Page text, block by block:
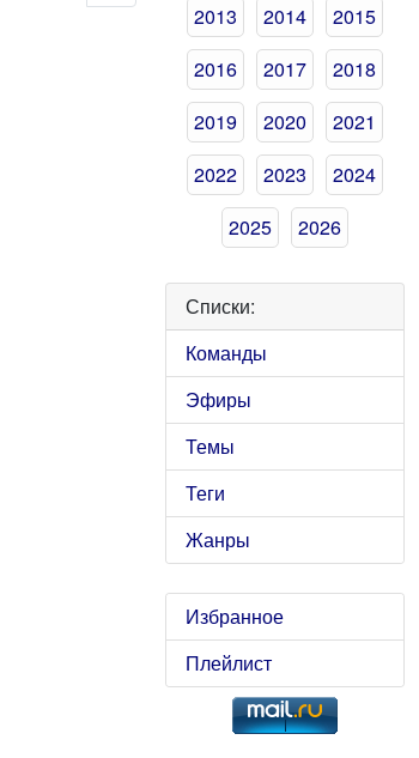
2013
2014
2015
2016
2017
2018
2019
2020
2021
2022
2023
2024
2025
2026
Списки:
Команды
Эфиры
Темы
Теги
Жанры
Избранное
Плейлист